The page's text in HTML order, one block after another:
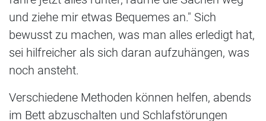
und ziehe mir etwas Bequemes an." Sich
bewusst zu machen, was man alles erledigt hat,
sei hilfreicher als sich daran aufzuhängen, was
noch ansteht.
Verschiedene Methoden können helfen, abends
im Bett abzuschalten und Schlafstörungen